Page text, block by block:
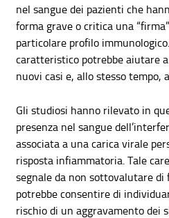
nel sangue dei pazienti che
forma grave o critica una
particolare profilo
caratteristico potrebbe aiutare
nuovi casi e, allo stesso tempo,
Gli studiosi hanno rilevato in
presenza nel sangue
associata a una carica virale
risposta infiammatoria. Tale
segnale da non sottovalutare
potrebbe consentire di
rischio di un aggravamento dei